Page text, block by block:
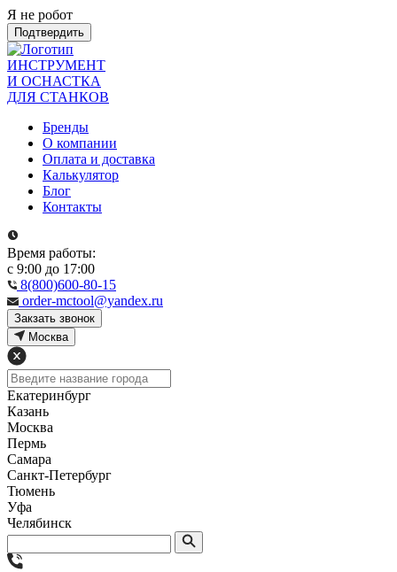
Я не робот
Подтвердить
ИНСТРУМЕНТ
И ОСНАСТКА
ДЛЯ СТАНКОВ
Бренды
О компании
Оплата и доставка
Калькулятор
Блог
Контакты
Время работы:
с 9:00 до 17:00
8(800)600-80-15
order-mctool@yandex.ru
Закзать звонок
Москва
Екатеринбург
Казань
Москва
Пермь
Самара
Санкт-Петербург
Тюмень
Уфа
Челябинск